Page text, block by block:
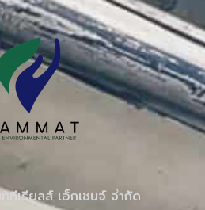
ทีเรียลส์ เอ็กเชนจ์ จำกัด